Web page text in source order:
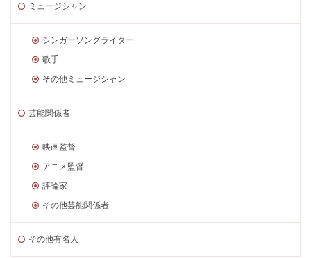
ミュージシャン
シンガーソングライター
歌手
その他ミュージシャン
芸能関係者
映画監督
アニメ監督
評論家
その他芸能関係者
その他有名人